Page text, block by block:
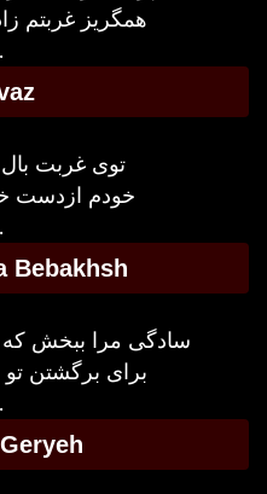
همگریز غربتم
توی غربت
خودم ازدست
Bebakhsh
سادگی مرا ببخش که
برای برگشتن تو